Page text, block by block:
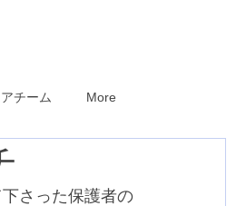
チーム More
さった保護者の